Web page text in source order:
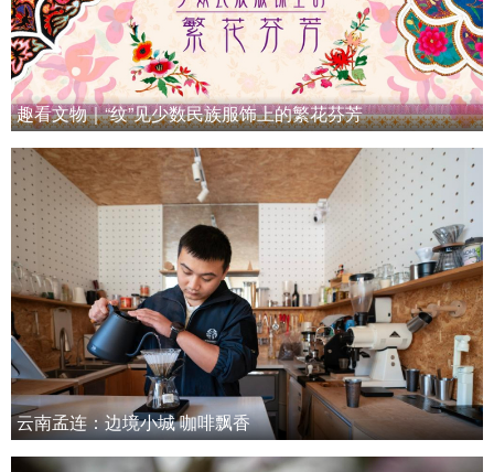
趣看文物｜“纹”见少数民族服饰上的繁花芬芳
云南孟连：边境小城 咖啡飘香